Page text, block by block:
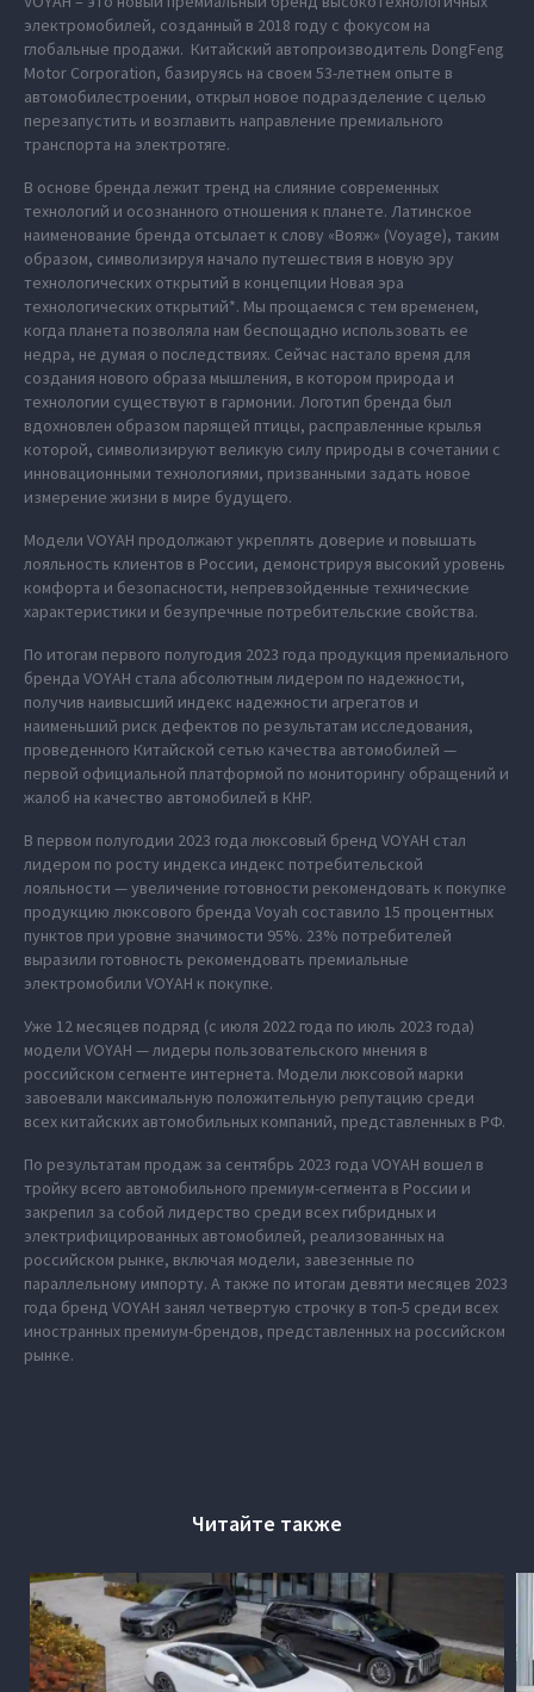
электромобилей, созданный в 2018 году с фокусом на
глобальные продажи. Китайский автопроизводитель DongFeng
Motor Corporation, базируясь на своем 53-летнем опыте в
автомобилестроении, открыл новое подразделение с целью
перезапустить и возглавить направление премиального
транспорта на электротяге.
В основе бренда лежит тренд на слияние современных
технологий и осознанного отношения к планете. Латинское
наименование бренда отсылает к слову «Вояж» (Voyage), таким
образом, символизируя начало путешествия в новую эру
технологических открытий в концепции Новая эра
технологических открытий*. Мы прощаемся с тем временем,
когда планета позволяла нам беспощадно использовать ее
недра, не думая о последствиях. Сейчас настало время для
создания нового образа мышления, в котором природа и
технологии существуют в гармонии. Логотип бренда был
вдохновлен образом парящей птицы, расправленные крылья
которой, символизируют великую силу природы в сочетании с
инновационными технологиями, призванными задать новое
измерение жизни в мире будущего.
Модели VOYAH продолжают укреплять доверие и повышать
лояльность клиентов в России, демонстрируя высокий уровень
комфорта и безопасности, непревзойденные технические
характеристики и безупречные потребительские свойства.
По итогам первого полугодия 2023 года продукция премиального
бренда VOYAH стала абсолютным лидером по надежности,
получив наивысший индекс надежности агрегатов и
наименьший риск дефектов по результатам исследования,
проведенного Китайской сетью качества автомобилей —
первой официальной платформой по мониторингу обращений и
жалоб на качество автомобилей в КНР.
В первом полугодии 2023 года люксовый бренд VOYAH стал
лидером по росту индекса индекс потребительской
лояльности — увеличение готовности рекомендовать к покупке
продукцию люксового бренда Voyah составило 15 процентных
пунктов при уровне значимости 95%. 23% потребителей
выразили готовность рекомендовать премиальные
электромобили VOYAH к покупке.
Уже 12 месяцев подряд (с июля 2022 года по июль 2023 года)
модели VOYAH — лидеры пользовательского мнения в
российском сегменте интернета. Модели люксовой марки
завоевали максимальную положительную репутацию среди
всех китайских автомобильных компаний, представленных в РФ.
По результатам продаж за сентябрь 2023 года VOYAH вошел в
тройку всего автомобильного премиум-сегмента в России и
закрепил за собой лидерство среди всех гибридных и
электрифицированных автомобилей, реализованных на
российском рынке, включая модели, завезенные по
параллельному импорту. А также по итогам девяти месяцев 2023
года бренд VOYAH занял четвертую строчку в топ-5 среди всех
иностранных премиум-брендов, представленных на российском
рынке.
Читайте также